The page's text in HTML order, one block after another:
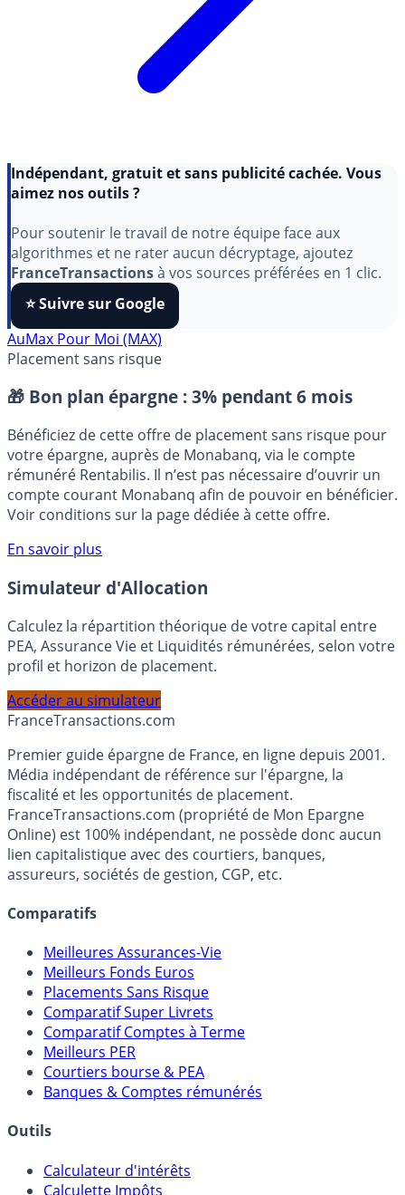
aimez nos outils ?
Pour soutenir le travail de notre équipe face aux
algorithmes et ne rater aucun décryptage, ajoutez
FranceTransactionsà vos sources préférées en 1 clic.
⭐️ Suivre sur Google
AuMax Pour Moi (MAX)
Placement sans risque
🎁 Bon plan épargne : 3% pendant 6 mois
Bénéficiez de cette offre de placement sans risque pour
votre épargne, auprès de Monabanq, via le compte
rémunéré Rentabilis. Il n’est pas nécessaire d’ouvrir un
Voir conditions sur la page dédiée à cette offre.
En savoir plus
Simulateur d'Allocation
Calculez la répartition théorique de votre capital entre
PEA, Assurance Vie et Liquidités rémunérées, selon votre
profil et horizon de placement.
FranceTransactions.com
Premier guide épargne de France, en ligne depuis 2001.
Média indépendant de référence sur l'épargne, la
fiscalité et les opportunités de placement.
FranceTransactions.com (propriété de Mon Epargne
Online) est 100% indépendant, ne possède donc aucun
lien capitalistique avec des courtiers, banques,
assureurs, sociétés de gestion, CGP, etc.
Comparatifs
Meilleures Assurances-Vie
Meilleurs Fonds Euros
Placements Sans Risque
Comparatif Super Livrets
Comparatif Comptes à Terme
Meilleurs PER
Banques & Comptes rémunérés
Outils